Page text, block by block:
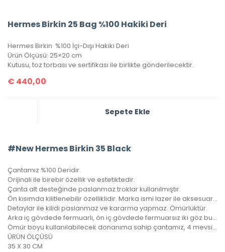
Hermes Birkin 25 Bag %100 Hakiki Deri
Hermes Birkin %100 İçi-Dışı Hakiki Deri
Ürün Ölçüsü: 25×20 cm
Kutusu, toz torbası ve sertifikası ile birlikte gönderilecektir.
€ 440,00
Sepete Ekle
#New Hermes Birkin 35 Black
Çantamız %100 Deridir.
Orijinali ile birebir özellik ve estetiktedir.
Çanta alt desteğinde paslanmaz troklar kullanılmıştır.
Ön kısımda kilitlenebilir özelliklidir. Marka ismi lazer ile aksesuara yazılıdır.
Detaylar ile kilidi paslanmaz ve kararma yapmaz. Ömürlüktür.
Arka iç gövdede fermuarlı, ön iç gövdede fermuarsız iki göz bulunmaktadır.
Ömür boyu kullanılabilecek donanıma sahip çantamız, 4 mevsim kullanabileceğiniz A+ kalitededir.
ÜRÜN ÖLÇÜSÜ
35 X 30 CM